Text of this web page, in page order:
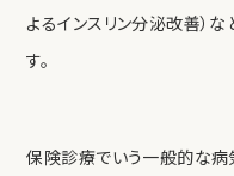
よるインスリン分泌改善）
す。
保険診療でいう一般的な病